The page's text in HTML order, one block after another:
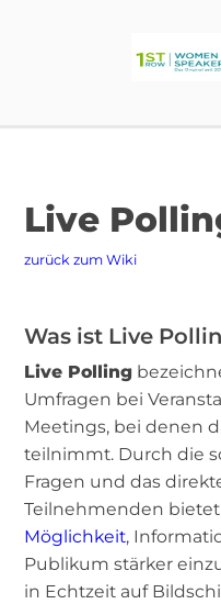
Live
zurück zum Wiki
Was ist Live
Live Polling
Umfragen bei
Meetings, bei denen
teilnimmt. Durch die
Fragen und das
Teilnehmenden
Möglichkeit,
Publikum stärker
in Echtzeit auf